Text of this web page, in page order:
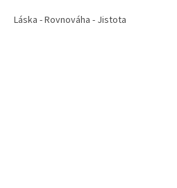
Láska - Rovnováha - Jistota